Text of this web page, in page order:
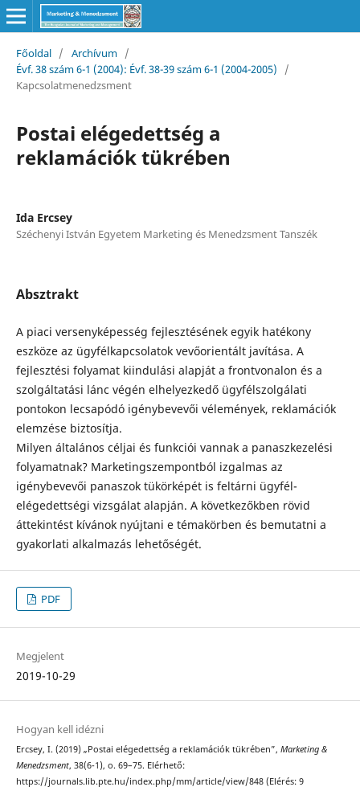
Főoldal / Archívum /
Évf. 38 szám 6-1 (2004): Évf. 38-39 szám 6-1 (2004-2005)
/
Kapcsolatmenedzsment
Postai elégedettség a
reklamációk tükrében
Ida Ercsey
Széchenyi István Egyetem Marketing és Menedzsment Tanszék
Absztrakt
A piaci versenyképesség fejlesztésének egyik hatékony
eszköze az ügyfélkapcsolatok vevőorientált javítása. A
fejlesztési folyamat kiindulási alapját a frontvonalon és a
szolgáltatási lánc végén elhelyezkedő ügyfélszolgálati
pontokon lecsapódó igénybevevői vélemények, reklamációk
elemzése biztosítja.
Milyen általános céljai és funkciói vannak a panaszkezelési
folyamatnak? Marketingszempontból izgalmas az
igénybevevői panaszok tükörképét is feltárni ügyfél-
elégedettségi vizsgálat alapján. A következőkben rövid
áttekintést kívánok nyújtani e témakörben és bemutatni a
gyakorlati alkalmazás lehetőségét.
PDF
Megjelent
2019-10-29
Hogyan kell idézni
Ercsey, I. (2019) „Postai elégedettség a reklamációk tükrében”, Marketing &
Menedzsment, 38(6-1), o. 69–75. Elérhető:
https://journals.lib.pte.hu/index.php/mm/article/view/848 (Elérés: 9